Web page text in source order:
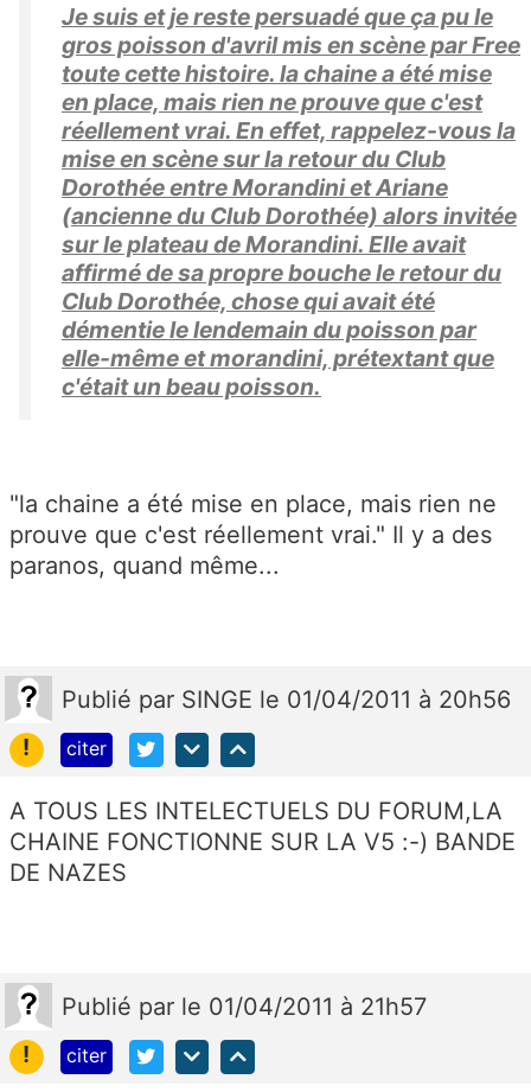
Je suis et je reste persuadé que ça pu le
gros poisson d'avril mis en scène par Free
toute cette histoire. la chaine a été mise
en place, mais rien ne prouve que c'est
réellement vrai. En effet, rappelez-vous la
mise en scène sur la retour du Club
Dorothée entre Morandini et Ariane
(ancienne du Club Dorothée) alors invitée
sur le plateau de Morandini. Elle avait
affirmé de sa propre bouche le retour du
Club Dorothée, chose qui avait été
démentie le lendemain du poisson par
elle-même et morandini, prétextant que
c'était un beau poisson.
"la chaine a été mise en place, mais rien ne
prouve que c'est réellement vrai." Il y a des
paranos, quand même...
Publié par SINGE le 01/04/2011 à 20h56
!
citer
A TOUS LES INTELECTUELS DU FORUM,LA
CHAINE FONCTIONNE SUR LA V5 :-) BANDE
DE NAZES
Publié par le 01/04/2011 à 21h57
!
citer